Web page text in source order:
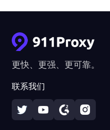
更快、更强、更可靠。
联系我们